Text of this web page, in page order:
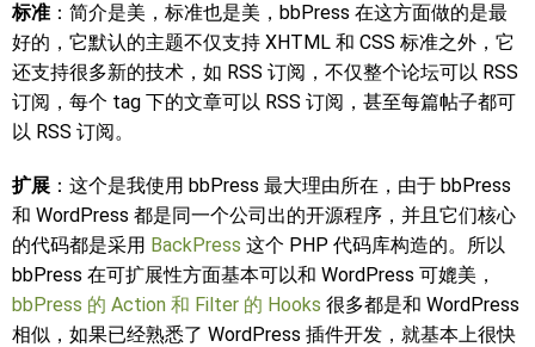
标准 ：简介是美，标准也是美，bbPress 在这方面做的是最
好的，它默认的主题不仅支持 XHTML 和 CSS 标准之外，它
还支持很多新的技术，如 RSS 订阅，不仅整个论坛可以 RSS
订阅，每个 tag 下的文章可以 RSS 订阅，甚至每篇帖子都可
以 RSS 订阅。
扩展 ：这个是我使用 bbPress 最大理由所在，由于 bbPress
和 WordPress 都是同一个公司出的开源程序，并且它们核心
的代码都是采用 BackPress 这个 PHP 代码库构造的。所以
bbPress 在可扩展性方面基本可以和 WordPress 可媲美，
bbPress 的 Action 和 Filter 的 Hooks 很多都是和 WordPress
相似，如果已经熟悉了 WordPress 插件开发，就基本上很快